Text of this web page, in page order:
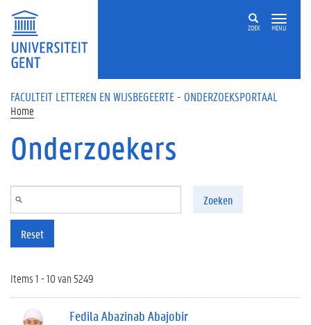
Overslaan en naar de inhoud gaan
ZOEK MENU
FACULTEIT LETTEREN EN WIJSBEGEERTE - ONDERZOEKSPORTAAL
Home
Onderzoekers
Zoeken
Reset
Items 1 - 10 van 5249
Fedila Abazinab Abajobir